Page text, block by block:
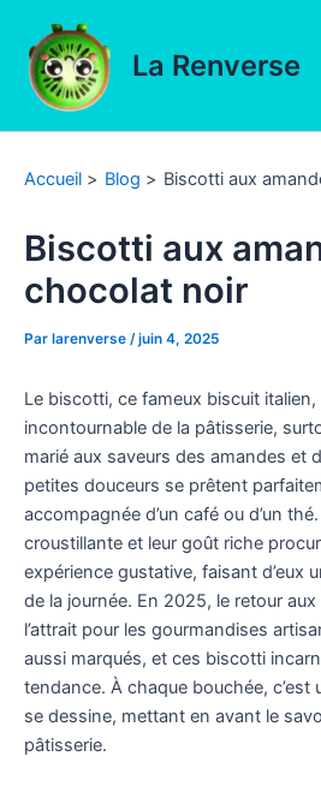
contenu
La Renverse
Accueil Blog Biscotti aux
Biscotti aux
chocolat noir
Par larenverse /juin 4, 2025
Le biscotti, ce fameux biscuit italien,
incontournable de la pâtisserie,
marié aux saveurs des amandes et
petites douceurs se prêtent
accompagnée d’un café ou d’un
croustillante et leur goût riche
expérience gustative, faisant d’eux
de la journée. En 2025, le retour
l’attrait pour les gourmandises
aussi marqués, et ces biscotti
tendance. À chaque bouchée, c’est
se dessine, mettant en avant le
pâtisserie.